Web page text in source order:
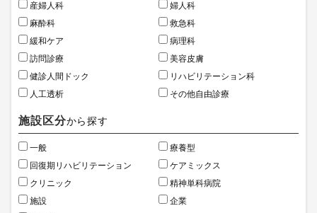
産婦人科
婦人科
麻酔科
救急科
緩和ケア
病理科
訪問診療
美容皮膚
健診人間ドック
リハビリテーション科
人工透析
その他自由診療
施設区分から探す
一般
療養型
回復期リハビリテーション
ケアミックス
クリニック
精神単科病院
施設
企業